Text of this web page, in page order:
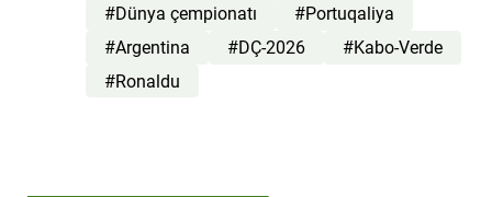
#Dünya çempionatı
#Portuqaliya
#Argentina
#DÇ-2026
#Kabo-Verde
#Ronaldu